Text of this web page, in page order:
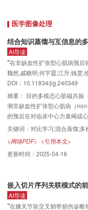
策略微调三维感知生成器，
脸模型的纹理贴图，最后通过
文三维感知人脸生成结果FID
中基于扩散模型的方法，并能
型。结论该方法能够有效构建
的全角度风格人脸视图与纹理
为便捷地用于三维人脸相关下
医学图像处理
结合知识蒸馏与互信息的
AI导读
“在非缺血性扩张型心肌病预
比互信息估计的多模态心脏磁
预后准确性。”
魏然,戚晓明,何宇霆,江升,钱雯,
DOI：10.11834/jig.240349
摘要： 目的多模态心脏磁共振
测非缺血性扩张型心肌病（
的预后在对临床中心力衰竭或
多模态CMR图像预后表征困难
蒸馏与对比互信息估计的模型
后。方法本文的预后模型有两
图像的表征困难和模型容易陷
合为不同的模态对，并提取
布一致性将不同图像特征分布
的提取和引导联合表征。然后
略，从而估计出多模态分布上
关键词： 对比学习;混合蒸馏;
<网络PDF> <引用本文>
更新时间： 2025-04-16
嵌入切片序列关联模式的
AI导读
“在膝关节前交叉韧带损伤诊